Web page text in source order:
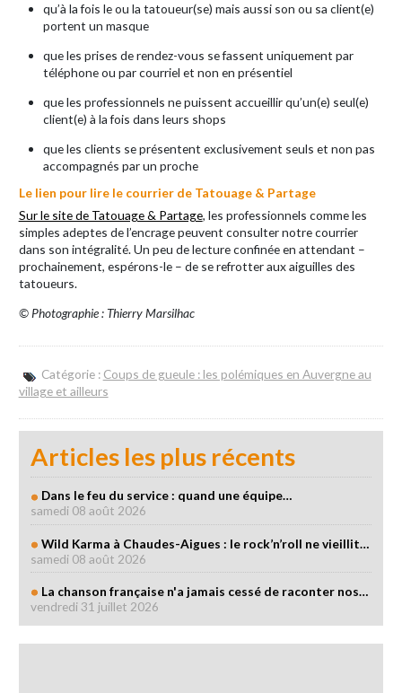
qu’à la fois le ou la tatoueur(se) mais aussi son ou sa client(e)
portent un masque
que les prises de rendez-vous se fassent uniquement par
téléphone ou par courriel et non en présentiel
que les professionnels ne puissent accueillir qu’un(e) seul(e)
client(e) à la fois dans leurs shops
que les clients se présentent exclusivement seuls et non pas
accompagnés par un proche
Le lien pour lire le courrier de Tatouage & Partage
Sur le site de Tatouage & Partage, les professionnels comme les
simples adeptes de l’encrage peuvent consulter notre courrier
dans son intégralité. Un peu de lecture confinée en attendant –
prochainement, espérons-le – de se refrotter aux aiguilles des
tatoueurs.
©Photographie : Thierry Marsilhac
Catégorie : Coups de gueule : les polémiques en Auvergne au
village et ailleurs
Articles les plus récents
Dans le feu du service : quand une équipe…
samedi 08 août 2026
Wild Karma à Chaudes-Aigues : le rock’n’roll ne vieillit…
samedi 08 août 2026
La chanson française n'a jamais cessé de raconter nos…
vendredi 31 juillet 2026